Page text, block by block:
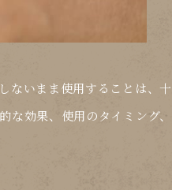
ないまま使用することは、十
効果、使用のタイミング、